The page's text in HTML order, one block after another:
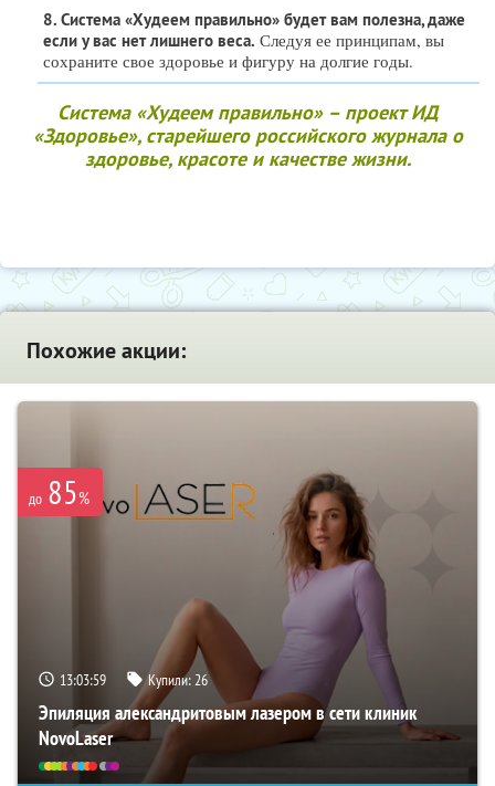
8. Система «Худеем правильно» будет вам полезна, даже
если у вас нет лишнего веса. Следуя ее принципам, вы
сохраните свое здоровье и фигуру на долгие годы.
Система «Худеем правильно» – проект ИД
«Здоровье», старейшего российского журнала о
здоровье, красоте и качестве жизни.
Похожие акции:
до 85%
13:03:59 Купили:26
Эпиляция александритовым лазером в сети клиник
NovoLaser